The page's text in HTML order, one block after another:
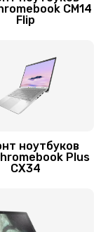
CM14
Flip
ноутбуков
Plus
CX34